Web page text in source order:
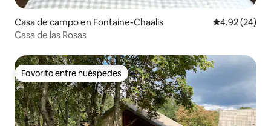
Casa de campo en Fontaine-Chaalis Calificación
4.92 (24)
Casa de las Rosas
Favorito entre huéspedes
Favorito entre huéspedes